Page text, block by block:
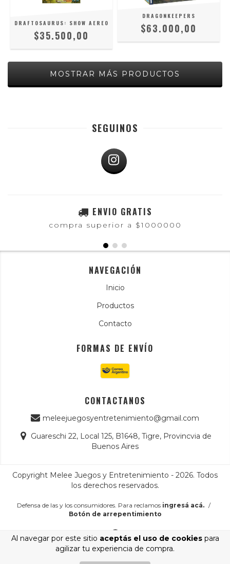
Al navegar por este sitio aceptás el uso de cookiespara
agilizar tu experiencia de compra.
DRAFTOSAURUS: SHOW AEREO
$35.500,00
DRAGONKEEPERS
$63.000,00
MOSTRAR MÁS PRODUCTOS
SEGUINOS
ENVIO GRATIS
compra superior a $1000000
NAVEGACIÓN
Inicio
Productos
Contacto
FORMAS DE ENVÍO
CONTACTANOS
meleejuegosyentretenimiento@gmail.com
Guareschi 22, Local 125, B1648, Tigre, Provincvia de
Buenos Aires
Copyright Melee Juegos y Entretenimiento - 2026. Todos
los derechos reservados.
Defensa de las y los consumidores. Para reclamos ingresá acá. /
Botón de arrepentimiento